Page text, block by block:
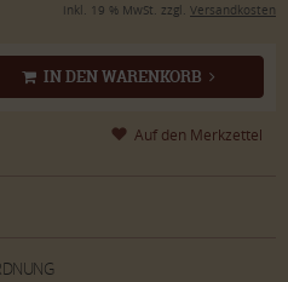
inkl. 19 % MwSt. zzgl. Versandkosten
IN DEN WARENKORB